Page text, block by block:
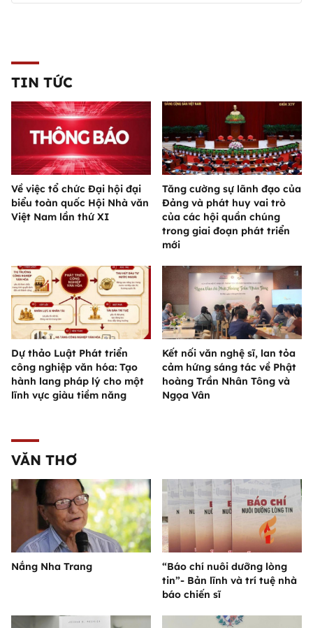
TIN TỨC
Về việc tổ chức Đại hội đại
biểu toàn quốc Hội Nhà văn
Việt Nam lần thứ XI
Tăng cường sự lãnh đạo của
Đảng và phát huy vai trò
của các hội quần chúng
trong giai đoạn phát triển
mới
Dự thảo Luật Phát triển
công nghiệp văn hóa: Tạo
hành lang pháp lý cho một
lĩnh vực giàu tiềm năng
Kết nối văn nghệ sĩ, lan tỏa
cảm hứng sáng tác về Phật
hoàng Trần Nhân Tông và
Ngọa Vân
VĂN THƠ
Nắng Nha Trang
“Báo chí nuôi dưỡng lòng
tin”- Bản lĩnh và trí tuệ nhà
báo chiến sĩ